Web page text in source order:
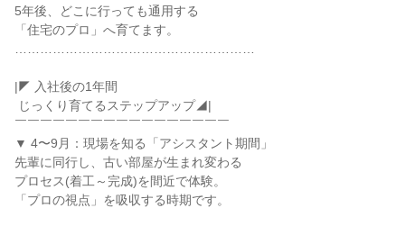
5年後、どこに行っても通用する
「住宅のプロ」へ育てます。
|◤ 入社後の1年間
￣￣￣￣￣￣￣￣￣￣￣￣￣￣￣￣￣
▼ 4〜9月：現場を知る「アシスタント期間」
先輩に同行し、古い部屋が生まれ変わる
プロセス(着工～完成)を間近で体験。
「プロの視点」を吸収する時期です。